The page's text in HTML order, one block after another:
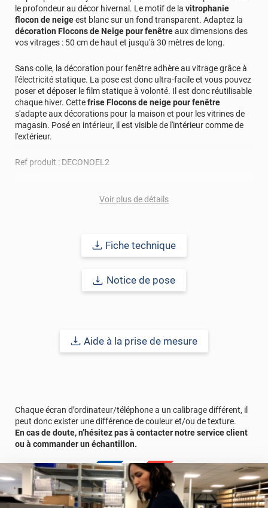
le profondeur au décor hivernal. Le motif de la vitrophanie
flocon de neigeest blanc sur un fond transparent. Adaptez la
décoration Flocons de Neige pour fenêtreaux dimensions des
vos vitrages : 50 cm de haut et jusqu'à 30 mètres de long.
Sans colle, la décoration pour fenêtre adhère au vitrage grâce à
l'électricité statique. La pose est donc ultra-facile et vous pouvez
poser et déposer le film statique à volonté. Il est donc réutilisable
chaque hiver. Cettefrise Flocons de neige pour fenêtre
s'adapte aux décorations pour la maison et pour les vitrines de
magasin. Posé en intérieur, il est visible de l'intérieur comme de
l'extérieur.
Ref produit : DECONOEL2
Voir plus de détails
Fiche technique
Notice de pose
Aide à la prise de mesure
Chaque écran d’ordinateur/téléphone a un calibrage différent, il
peut donc exister une différence de couleur et/ou de texture.
En cas de doute, n’hésitez pas à contacter notre service client
ou à commander un échantillon.